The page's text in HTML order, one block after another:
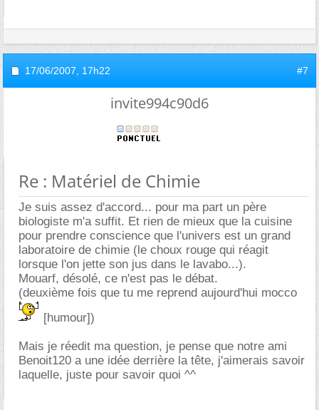
17/06/2007, 17h22 #7
invite994c90d6
Re : Matériel de Chimie
Je suis assez d'accord... pour ma part un père
biologiste m'a suffit. Et rien de mieux que la cuisine
pour prendre conscience que l'univers est un grand
laboratoire de chimie (le choux rouge qui réagit
lorsque l'on jette son jus dans le lavabo...).
Mouarf, désolé, ce n'est pas le débat.
(deuxième fois que tu me reprend aujourd'hui mocco
[humour])
Mais je réedit ma question, je pense que notre ami
Benoit120 a une idée derrière la tête, j'aimerais savoir
laquelle, juste pour savoir quoi ^^